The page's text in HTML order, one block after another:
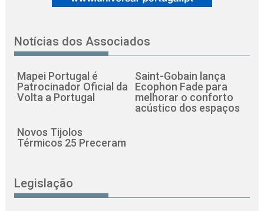
Notícias dos Associados
Mapei Portugal é
Patrocinador Oficial da
Volta a Portugal
Saint-Gobain lança
Ecophon Fade para
melhorar o conforto
acústico dos espaços
Novos Tijolos
Térmicos 25 Preceram
Legislação